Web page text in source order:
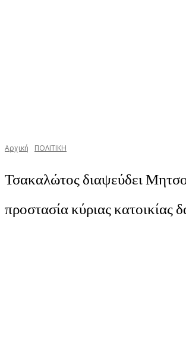
Αρχική ΠΟΛΙΤΙΚΗ
Τσακαλώτος διαψεύδει
προστασία κύριας κατοικίας